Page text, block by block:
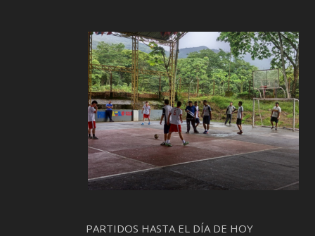
PARTIDOS HASTA EL DÍA DE HOY